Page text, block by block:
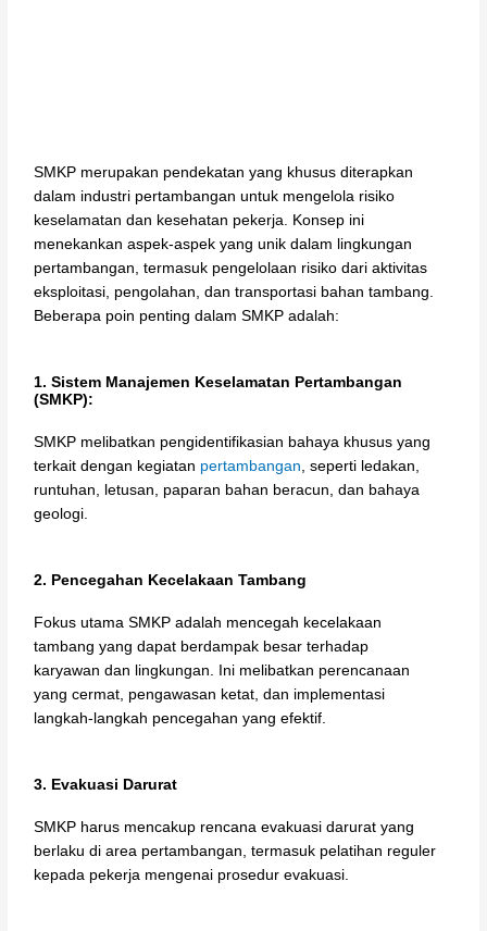
SMKP merupakan pendekatan yang khusus diterapkan
dalam industri pertambangan untuk mengelola risiko
keselamatan dan kesehatan pekerja. Konsep ini
menekankan aspek-aspek yang unik dalam lingkungan
pertambangan, termasuk pengelolaan risiko dari aktivitas
eksploitasi, pengolahan, dan transportasi bahan tambang.
Beberapa poin penting dalam SMKP adalah:
1. Sistem Manajemen Keselamatan Pertambangan
(SMKP):
SMKP melibatkan pengidentifikasian bahaya khusus yang
terkait dengan kegiatan pertambangan, seperti ledakan,
runtuhan, letusan, paparan bahan beracun, dan bahaya
geologi.
2. Pencegahan Kecelakaan Tambang
Fokus utama SMKP adalah mencegah kecelakaan
tambang yang dapat berdampak besar terhadap
karyawan dan lingkungan. Ini melibatkan perencanaan
yang cermat, pengawasan ketat, dan implementasi
langkah-langkah pencegahan yang efektif.
3. Evakuasi Darurat
SMKP harus mencakup rencana evakuasi darurat yang
berlaku di area pertambangan, termasuk pelatihan reguler
kepada pekerja mengenai prosedur evakuasi.